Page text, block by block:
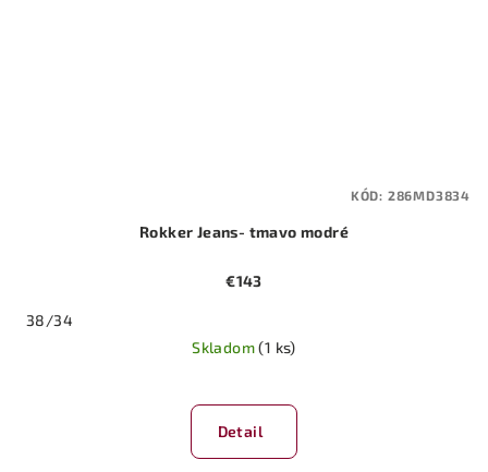
Rokker Jeans- tmavo modré
€143
38/34
Skladom(1 ks)
Detail
KÓD: 286MD3834